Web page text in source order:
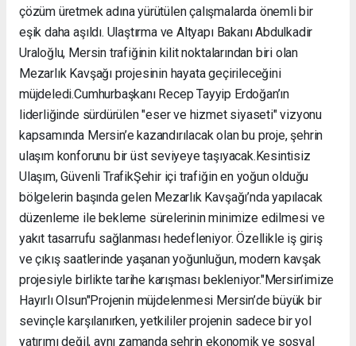
çözüm üretmek adına yürütülen çalışmalarda önemli bir
eşik daha aşıldı. Ulaştırma ve Altyapı Bakanı Abdulkadir
Uraloğlu, Mersin trafiğinin kilit noktalarından biri olan
Mezarlık Kavşağı projesinin hayata geçirileceğini
müjdeledi. ​Cumhurbaşkanı Recep Tayyip Erdoğan’ın
liderliğinde sürdürülen "eser ve hizmet siyaseti" vizyonu
kapsamında Mersin’e kazandırılacak olan bu proje, şehrin
ulaşım konforunu bir üst seviyeye taşıyacak. ​Kesintisiz
Ulaşım, Güvenli Trafik ​Şehir içi trafiğin en yoğun olduğu
bölgelerin başında gelen Mezarlık Kavşağı’nda yapılacak
düzenleme ile bekleme sürelerinin minimize edilmesi ve
yakıt tasarrufu sağlanması hedefleniyor. Özellikle iş giriş
ve çıkış saatlerinde yaşanan yoğunluğun, modern kavşak
projesiyle birlikte tarihe karışması bekleniyor. ​"Mersin’imize
Hayırlı Olsun" ​Projenin müjdelenmesi Mersin’de büyük bir
sevinçle karşılanırken, yetkililer projenin sadece bir yol
yatırımı değil, aynı zamanda şehrin ekonomik ve sosyal